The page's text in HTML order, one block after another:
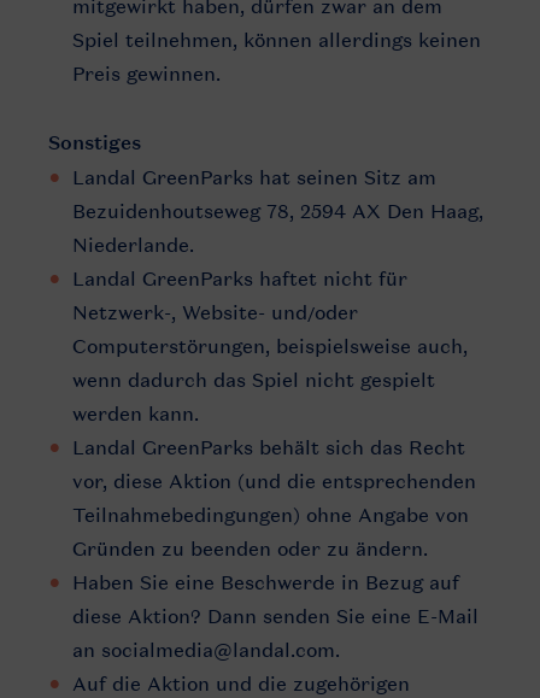
mitgewirkt haben, dürfen zwar an dem
Spiel teilnehmen, können allerdings keinen
Preis gewinnen.
Sonstiges
Landal GreenParks hat seinen Sitz am
Bezuidenhoutseweg 78, 2594 AX Den Haag,
Niederlande.
Landal GreenParks haftet nicht für
Netzwerk-, Website- und/oder
Computerstörungen, beispielsweise auch,
wenn dadurch das Spiel nicht gespielt
werden kann.
Landal GreenParks behält sich das Recht
vor, diese Aktion (und die entsprechenden
Teilnahmebedingungen) ohne Angabe von
Gründen zu beenden oder zu ändern.
Haben Sie eine Beschwerde in Bezug auf
diese Aktion? Dann senden Sie eine E-Mail
an socialmedia@landal.com.
Auf die Aktion und die zugehörigen